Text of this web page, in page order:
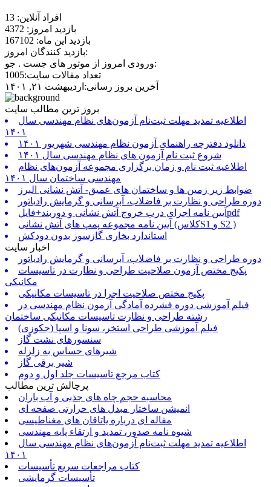
افراد آنلاین: 13
بازدید امروز: 4372
بازدید این ماه: 167102
بازدید کنندگان امروز:
ورودی امروز از موتور های جست . جو:
تعداد مقالات سایت:1005
آخرین بروز رسانی:اردیبهشت ۲۱, ۱۴۰۱
بروز ترین مطالب سایت
اطلاعیه تمدید مهلت ثبت‌نام آزمون‌های نظام مهندسی سال
۱۴۰۱
دانلود دفترچه راهنمای آزمون نظام مهندسی شهریور ۱۴۰۱
شروع ثبت نام آزمون های نظام مهندسی سال ۱۴۰۱
اطلاعیه ثبت نام و زمان برگزاری مجموعه آزمون‌های نظام
مهندسی ساختمان سال ۱۴۰۱
ضوابط زیر زمین ها و ساختمان های عمیق- آتش نشانی البرز
دوره طراحی و نظارت بر فاضلاب، آبرسانی و گرمایش رادیاتور
آیین نامه اجرای درب خروج آتش نشانی و دوربند+فایلpdf
آیین نامه مجموعه پمپ های آتش نشانی (کلاسS1 و S2 )
استاندارد بخاری گازسوز بدون دودکش
اخبار سایت
دوره طراحی و نظارت بر فاضلاب، آبرسانی و گرمایش رادیاتور
پکیج مختص آزمون صلاحیت طراحی و نظارت در تاسیسات
مکانیکی
پکیج مختص صلاحیت اجرا در تاسیسات مکانیکی
فیلم آموزشی دوره فشرده آمادگی آزمون نظام مهندسی در
رشته طراحی و نظارت تاسیسات مکانیکی ساختمان
فیلم آموزشی طراحی استخر، سونا و اسپا (جکوزی)
سنسورهای نشت گاز
شیرهای حساس به زلزله
شیر برقی گاز
کتاب مرجع تاسیسات جلد اول و دوم
پرچالش ترین مطالب
محاسبه حجم چاه های جذبی و آب باران
انمیشن ساختار مبدل های حرارتی صفحه ای
مقاله ای درباره یاتاقان های مغناطیسی
شیوه نامه صدور، تمدید و ارتقاء پایه مهندسی
اطلاعیه تمدید مهلت ثبت‌نام آزمون‌های نظام مهندسی سال
۱۴۰۱
کتاب مراجعات سریع تأسیسات
تأسیسات گرمایشی